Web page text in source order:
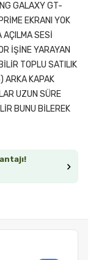
GALAXY GT-
EKRANI YOK
AÇILMA SESİ
İŞİNE YARAYAN
TOPLU SATILIK
ARKA KAPAK
UZUN SÜRE
BUNU BİLEREK